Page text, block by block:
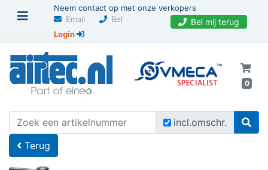
Neem contact op met onze verkopers
Email
Bel Bel mij terug
Login
0
incl.omschr.
U bevindt zich hier Home
Terug